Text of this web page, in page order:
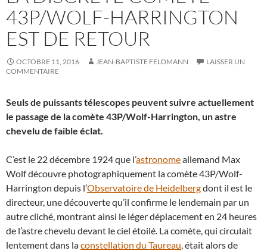
43P/WOLF-HARRINGTON
EST DE RETOUR
OCTOBRE 11, 2016 JEAN-BAPTISTE FELDMANN
LAISSER UN
COMMENTAIRE
Seuls de puissants télescopes peuvent suivre actuellement
le passage de la comète 43P/Wolf-Harrington, un astre
chevelu de faible éclat.
C’est le 22 décembre 1924 que l’astronomeallemand Max
Wolf découvre photographiquement la comète 43P/Wolf-
Harrington depuis l’Observatoire de Heidelbergdont il est le
directeur, une découverte qu’il confirme le lendemain par un
autre cliché, montrant ainsi le léger déplacement en 24 heures
de l’astre chevelu devant le ciel étoilé. La comète, qui circulait
lentement dans laconstellation du Taureau, était alors de